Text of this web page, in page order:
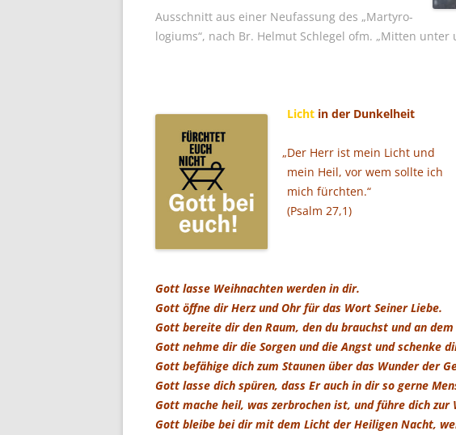
Aus­schnitt aus einer Neu­fas­sung des „Mar­ty­ro­
lo­gi­ums“, nach Br. Hel­mut Schle­gel ofm. „Mit­ten unter
Licht in der Dunkelheit
„Der Herr ist mein Licht und
mein Heil, vor wem soll­te ich
mich fürch­ten.“
(Psalm 27,1)
Gott las­se Weih­nach­ten wer­den in dir.
Gott öff­ne dir Herz und Ohr für das Wort Sei­ner Lie­be.
Gott berei­te dir den Raum, den du brauchst und an
Gott neh­me dir die Sor­gen und die Angst und schen­ke
Gott befä­hi­ge dich zum Stau­nen über das Wun­der der
Gott las­se dich spü­ren, dass Er auch in dir so ger­ne
Gott mache heil, was zer­bro­chen ist, und füh­re dich zur
Gott blei­be bei dir mit dem Licht der Hei­li­gen Nacht,